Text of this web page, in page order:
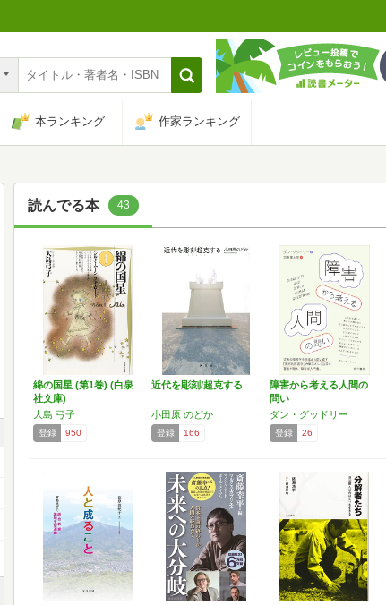
本ランキング 作家ランキング
読んでる本 43
綿の国星 (第1巻) (白泉
社文庫)
大島 弓子
登録 950
近代を彫刻/超克する
小田原 のどか
登録 166
障害から考える人間の
問い
ダン・グッドリー
登録 26